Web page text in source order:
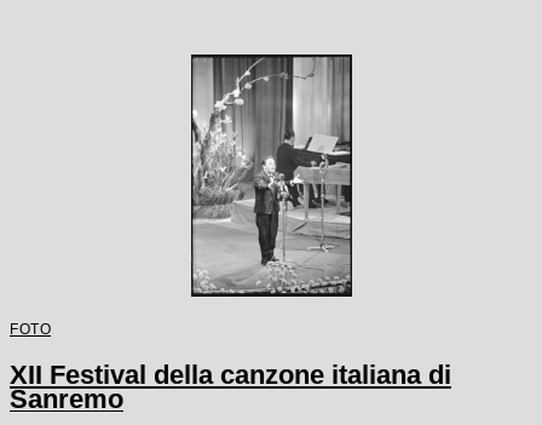
FOTO
XII Festival della canzone italiana di
Sanremo